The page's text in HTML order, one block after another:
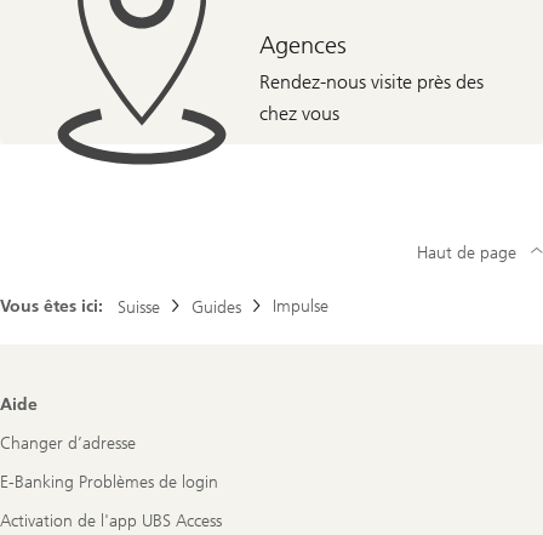
Agences
Rendez-nous visite près des
chez vous
Vous êtes ici: Suisse Guides Impulse
Haut de page
Footer
Aide
Changer d’adresse
E-Banking Problèmes de login
Activation de l'app UBS Access